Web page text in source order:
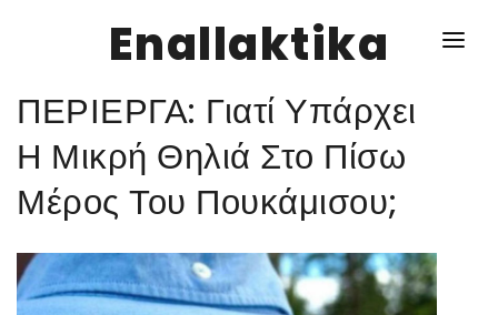
Enallaktika
NEWS
ΥΓΕΙΑ
ΔΙΑΦΟΡΑ
ΠΕΡΙΕΡΓΑ: Γιατί Υπάρχει
Η Μικρή Θηλιά Στο Πίσω
Μέρος Του Πουκάμισου;